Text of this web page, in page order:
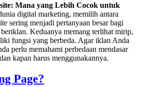
Mana yang Lebih Cocok untuk
digital marketing, memilih antara
sering menjadi pertanyaan besar bagi
Keduanya memang terlihat mirip,
fungsi yang berbeda. Agar iklan Anda
perlu memahami perbedaan mendasar
kapan harus menggunakannya.
Page?